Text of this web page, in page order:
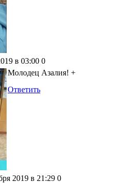
в 03:00 0
Молодец Азалия! +
Ответить
2019 в 21:29 0